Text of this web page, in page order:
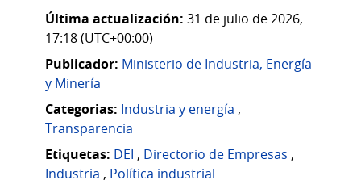
Última actualización: 31 de julio de 2026,
17:18 (UTC+00:00)
Publicador: Ministerio de Industria, Energía
y Minería
Categorias: Industria y energía ,
Transparencia
Etiquetas: DEI , Directorio de Empresas ,
Industria , Política industrial